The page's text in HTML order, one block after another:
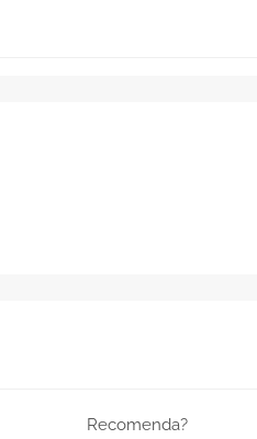
Recomenda?